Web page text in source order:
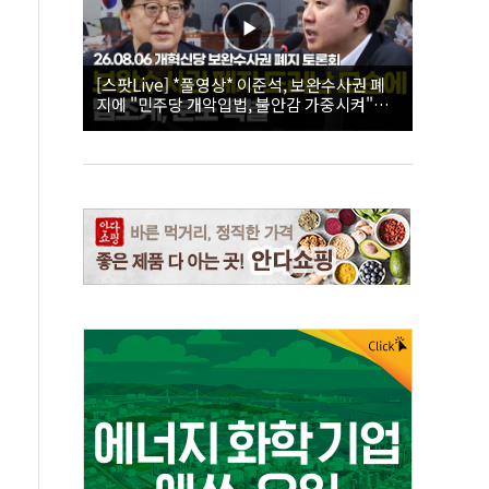
[스팟Live] *풀영상* 이준석, 보완수사권 폐
지에 "민주당 개악입법, 불안감 가중시켜"｜
26.08.06 개혁신당 보완수사권 폐지 토론회